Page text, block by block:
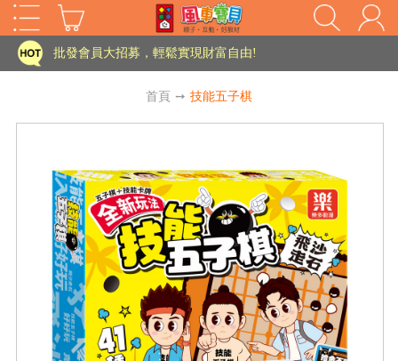
HOT
家長樂了!「風車書版集團暨FOOD超人企業總部」目前正興建中!
批發會員大招募，輕鬆實現財富自由!
老師您好!!幼教會員火熱招募中~
批發會員大招募，輕鬆實現財富自由!
老師您好!!幼教會員火熱招募中~
海外購物免煩惱！點我查看『海外購物流程說明』
首頁 ➙ 技能五子棋